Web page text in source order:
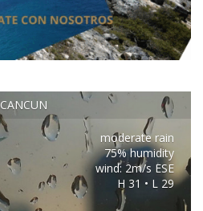
CANCUN
moderate rain
75% humidity
wind: 2m/s ESE
H 31 • L 29